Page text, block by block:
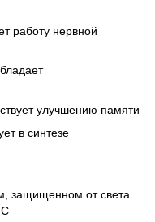
работу нервной
улучшению памяти
в синтезе
защищенном от света